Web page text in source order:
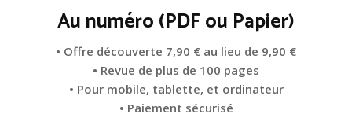
Au numéro (PDF ou Papier)
• Offre découverte 7,90 € au lieu de 9,90 €
• Revue de plus de 100 pages
• Pour mobile, tablette, et ordinateur
• Paiement sécurisé